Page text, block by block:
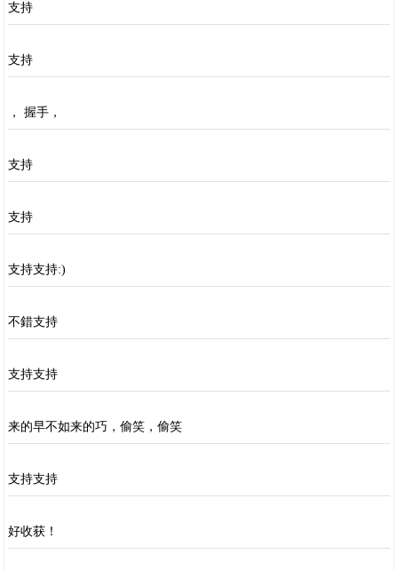
支持
支持
， 握手，
支持
支持
支持支持:)
不錯支持
支持支持
来的早不如来的巧，偷笑，偷笑
支持支持
好收获！